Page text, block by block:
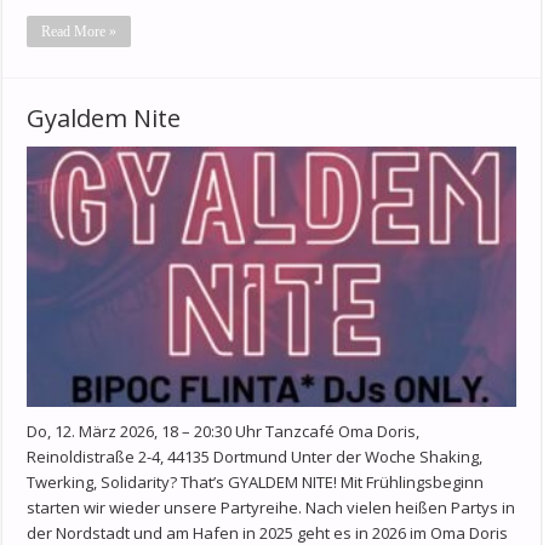
Read More »
Gyaldem Nite
Do, 12. März 2026, 18 – 20:30 Uhr Tanzcafé Oma Doris,
Reinoldistraße 2-4, 44135 Dortmund Unter der Woche Shaking,
Twerking, Solidarity? That’s GYALDEM NITE! Mit Frühlingsbeginn
starten wir wieder unsere Partyreihe. Nach vielen heißen Partys in
der Nordstadt und am Hafen in 2025 geht es in 2026 im Oma Doris